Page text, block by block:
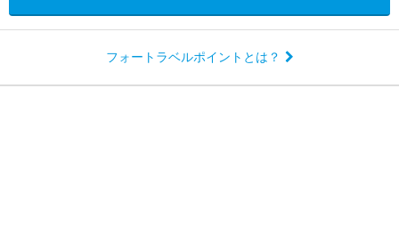
フォートラベルポイントとは？